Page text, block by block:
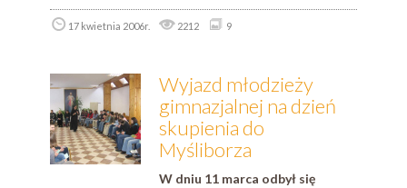
17 kwietnia 2006r. 2212 9
Wyjazd młodzieży
gimnazjalnej na dzień
skupienia do
Myśliborza
W dniu 11 marca odbył się